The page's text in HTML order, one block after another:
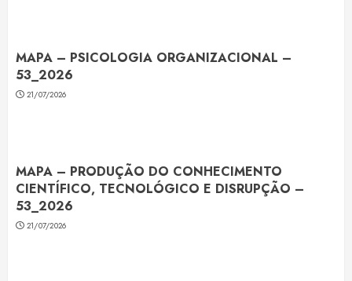
MAPA – PSICOLOGIA ORGANIZACIONAL –
53_2026
21/07/2026
MAPA – PRODUÇÃO DO CONHECIMENTO
CIENTÍFICO, TECNOLÓGICO E DISRUPÇÃO –
53_2026
21/07/2026